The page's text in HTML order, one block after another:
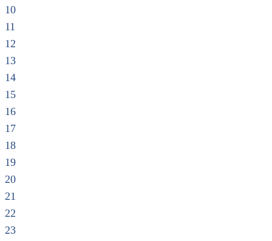
10
11
12
13
14
15
16
17
18
19
20
21
22
23